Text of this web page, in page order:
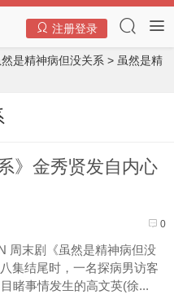
注册登录
是精神病但没关系 > 虽然是精
》金秀贤发自内心
0
末剧《虽然是精神病但没
集结尾时，一名探病男访客
睹事情发生的高文英(徐...